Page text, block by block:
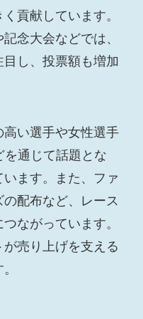
貢献しています。
念大会などでは、
し、投票額も増加
い選手や女性選手
を通じて話題とな
ます。また、ファ
配布など、レース
ながっています。
売り上げを支える